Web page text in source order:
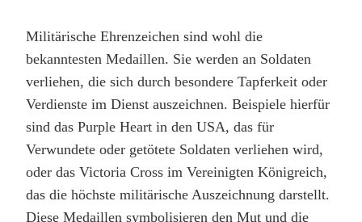
Militärische Ehrenzeichen sind wohl die
bekanntesten Medaillen. Sie werden an Soldaten
verliehen, die sich durch besondere Tapferkeit oder
Verdienste im Dienst auszeichnen. Beispiele hierfür
sind das Purple Heart in den USA, das für
Verwundete oder getötete Soldaten verliehen wird,
oder das Victoria Cross im Vereinigten Königreich,
das die höchste militärische Auszeichnung darstellt.
Diese Medaillen symbolisieren den Mut und die